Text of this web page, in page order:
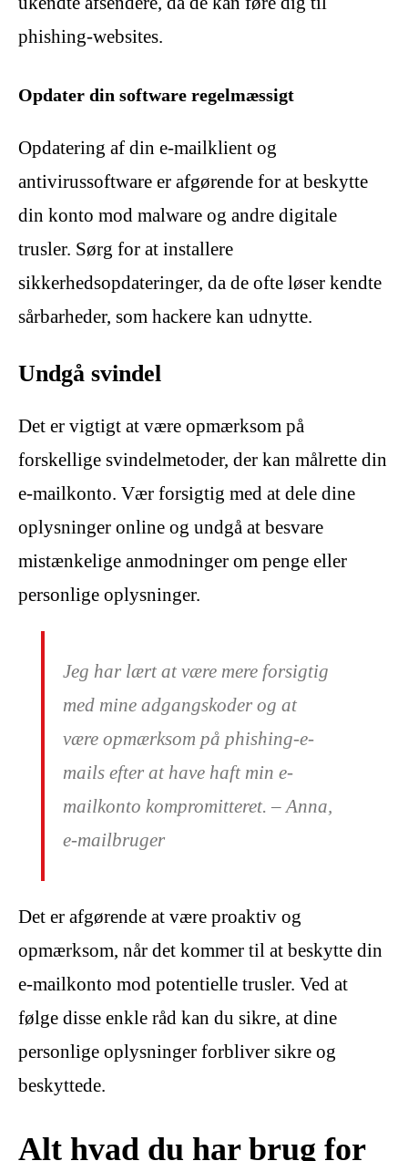
phishing-websites.
Opdater din software regelmæssigt
Opdatering af din e-mailklient og
antivirussoftware er afgørende for at beskytte
din konto mod malware og andre digitale
trusler. Sørg for at installere
sikkerhedsopdateringer, da de ofte løser kendte
sårbarheder, som hackere kan udnytte.
Undgå svindel
Det er vigtigt at være opmærksom på
forskellige svindelmetoder, der kan målrette din
e-mailkonto. Vær forsigtig med at dele dine
oplysninger online og undgå at besvare
mistænkelige anmodninger om penge eller
personlige oplysninger.
Jeg har lært at være mere forsigtig
med mine adgangskoder og at
være opmærksom på phishing-e-
mails efter at have haft min e-
mailkonto kompromitteret. – Anna,
e-mailbruger
Det er afgørende at være proaktiv og
opmærksom, når det kommer til at beskytte din
e-mailkonto mod potentielle trusler. Ved at
følge disse enkle råd kan du sikre, at dine
personlige oplysninger forbliver sikre og
beskyttede.
Alt hvad du har brug for